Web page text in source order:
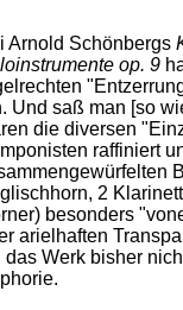
Arnold Schönbergs
op. 9
Und saß man [so
die diversen
raffiniert
2
besonders
arielhaften
das Werk bisher